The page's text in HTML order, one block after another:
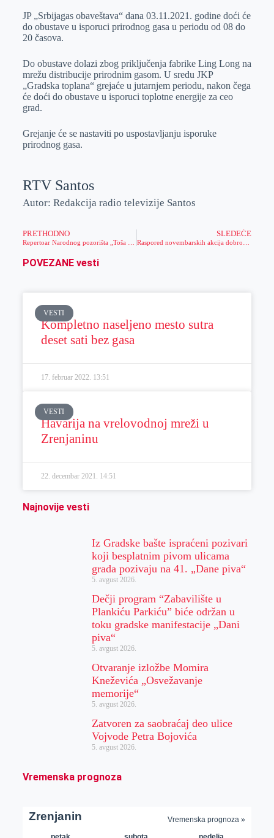
JP „Srbijagas obaveštava“ dana 03.11.2021. godine doći će
do obustave u isporuci prirodnog gasa u periodu od 08 do
20 časova.
Do obustave dolazi zbog priključenja fabrike Ling Long na
mrežu distribucije prirodnim gasom. U sredu JKP
„Gradska toplana“ grejaće u jutarnjem periodu, nakon čega
će doći do obustave u isporuci toplotne energije za ceo
grad.
Grejanje će se nastaviti po uspostavljanju isporuke
prirodnog gasa.
RTV Santos
Autor: Redakcija radio televizije Santos
PRETHODNO SLEDEĆE
POVEZANE vesti
VESTI
Kompletno naseljeno mesto sutra
deset sati bez gasa
17. februar 2022. 13:51
VESTI
Havarija na vrelovodnoj mreži u
Zrenjaninu
22. decembar 2021. 14:51
Najnovije vesti
Iz Gradske bašte ispraćeni pozivari
koji besplatnim pivom ulicama
grada pozivaju na 41. „Dane piva“
5. avgust 2026.
Dečji program “Zabavilište u
Plankiću Parkiću” biće održan u
toku gradske manifestacije „Dani
piva“
5. avgust 2026.
Otvaranje izložbe Momira
Kneževića „Osvežavanje
memorije“
5. avgust 2026.
Zatvoren za saobraćaj deo ulice
Vojvode Petra Bojovića
5. avgust 2026.
Vremenska prognoza